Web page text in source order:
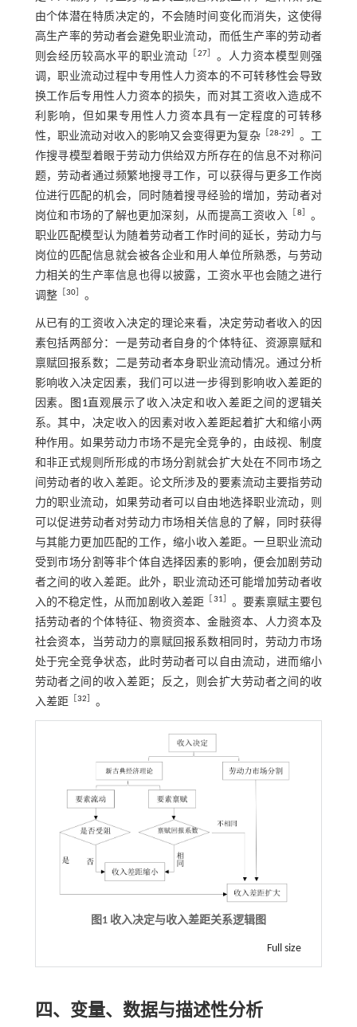
由个体潜在特质决定的，不会随时间变化而消失，这使得
高生产率的劳动者会避免职业流动，而低生产率的劳动者
则会经历较高水平的职业流动
27］ 。人力资本模型则强
调，职业流动过程中专用性人力资本的不可转移性会导致
换工作后专用性人力资本的损失，而对其工资收入造成不
利影响，但如果专用性人力资本具有一定程度的可转移
性，职业流动对收入的影响又会变得更为复杂［ 28⁃29］ 。工
作搜寻模型着眼于劳动力供给双方所存在的信息不对称问
题，劳动者通过频繁地搜寻工作，可以获得与更多工作岗
位进行匹配的机会，同时随着搜寻经验的增加，劳动者对
岗位和市场的了解也更加深刻，从而提高工资收入
8
。
职业匹配模型认为随着劳动者工作时间的延长，劳动力与
岗位的匹配信息就会被各企业和用人单位所熟悉，与劳动
力相关的生产率信息也得以披露，工资水平也会随之进行
调整［ 30］ 。
从已有的工资收入决定的理论来看，决定劳动者收入的因
素包括两部分：一是劳动者自身的个体特征、资源禀赋和
禀赋回报系数；二是劳动者本身职业流动情况。通过分析
影响收入决定因素，我们可以进一步得到影响收入差距的
因素。
图1直观展示了收入决定和收入差距之间的逻辑关
系。其中，决定收入的因素对收入差距起着扩大和缩小两
种作用。如果劳动力市场不是完全竞争的，由歧视、制度
和非正式规则所形成的市场分割就会扩大处在不同市场之
间劳动者的收入差距。论文所涉及的要素流动主要指劳动
力的职业流动，如果劳动者可以自由地选择职业流动，则
可以促进劳动者对劳动力市场相关信息的了解，同时获得
与其能力更加匹配的工作，缩小收入差距。一旦职业流动
受到市场分割等非个体自选择因素的影响，便会加剧劳动
者之间的收入差距。此外，职业流动还可能增加劳动者收
入的不稳定性，从而加剧收入差距
31
。要素禀赋主要包
括劳动者的个体特征、物资资本、金融资本、人力资本及
社会资本，当劳动力的禀赋回报系数相同时，劳动力市场
处于完全竞争状态，此时劳动者可以自由流动，进而缩小
劳动者之间的收入差距；反之，则会扩大劳动者之间的收
入差距［ 32 。
图1 收入决定与收入差距关系逻辑图
Full size
四、变量、数据与描述性分析